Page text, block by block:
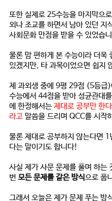
또한 실제로 25수능을 마지막으
외나 조교를 하면서 남아 있던 지
사회문화 만점을 받을 수 있었습
물론 맘 편하게 본 수능이라 더욱
있겠지만, 타 과목이었으면 쉽지
제 과외생 중에 9평 29점 (5등급
수능에서 44점을 받아 성균관대
에 한정해서는제대로 공부만 한
라고 말씀을 드리며 QCC를 시작
물론 제대로 공부하지 않는다면
다는 말이기도 합니다!
사실 제가 사문 문제를 풀며 하는
번모든 문제를 같은 방식으로 풉
그래서 오늘은 제가 문제 푸는 방